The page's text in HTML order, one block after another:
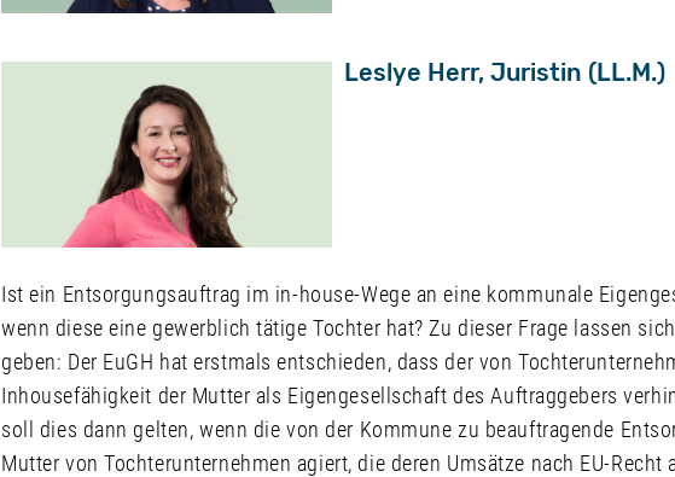
Leslye Herr, Juristin (LL.M.)
Ist ein Entsorgungsauftrag im in-house-Wege an eine kommunale
wenn diese eine gewerblich tätige Tochter hat? Zu dieser Frage lassen
geben: Der EuGH hat erstmals entschieden, dass der von
Inhousefähigkeit der Mutter als Eigengesellschaft des Auftraggebers
soll dies dann gelten, wenn die von der Kommune zu beauftragende
Mutter von Tochterunternehmen agiert, die deren Umsätze nach EU-Recht